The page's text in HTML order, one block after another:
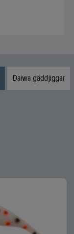
Daiwa gäddjiggar